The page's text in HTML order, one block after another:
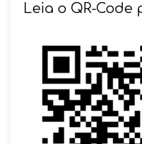
Leia o QR-